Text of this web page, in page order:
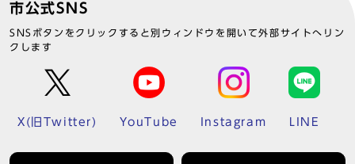
市公式SNS
SNSボタンをクリックすると別ウィンドウを開いて外部サイトへリン
クします
X(旧Twitter) YouTube Instagram LINE